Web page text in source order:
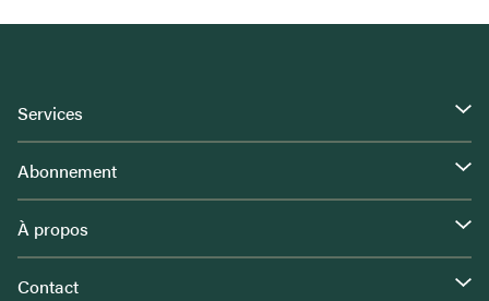
Services
Abonnement
À propos
Contact